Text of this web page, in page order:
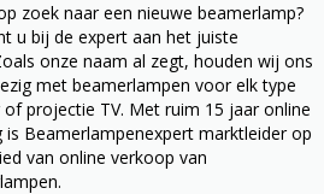
zoek naar een nieuwe beamerlamp?
u bij de expert aan het juiste
onze naam al zegt, houden wij ons
met beamerlampen voor elk type
projectie TV. Met ruim 15 jaar online
is Beamerlampenexpert marktleider op
van online verkoop van